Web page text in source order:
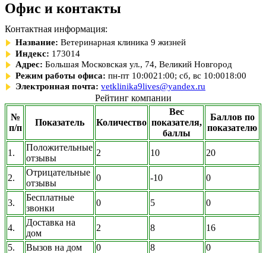
Офис и контакты
Контактная информация:
Название: Ветеринарная клиника 9 жизней
Индекс: 173014
Адрес: Большая Московская ул., 74, Великий Новгород
Режим работы офиса: пн-пт 10:0021:00; сб, вс 10:0018:00
Электронная почта: vetklinika9lives@yandex.ru
Рейтинг компании
№
п/п
Показатель Количество
Вес
показателя,
баллы
Баллов по
показателю
1.
Положительные
отзывы
2 10 20
2.
Отрицательные
отзывы
0 -10 0
3.
Бесплатные
звонки
0 5 0
4.
Доставка на
дом
2 8
16
5.
Вызов на дом 0 8
0